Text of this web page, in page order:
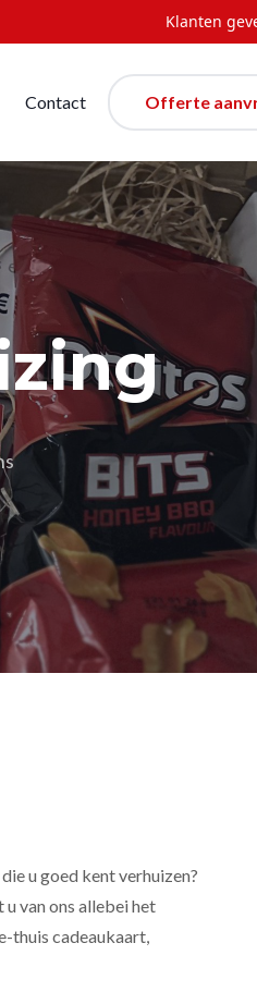
Klanten
Contact Offerte
u goed kent verhuizen?
van ons allebei het
thuis cadeaukaart,